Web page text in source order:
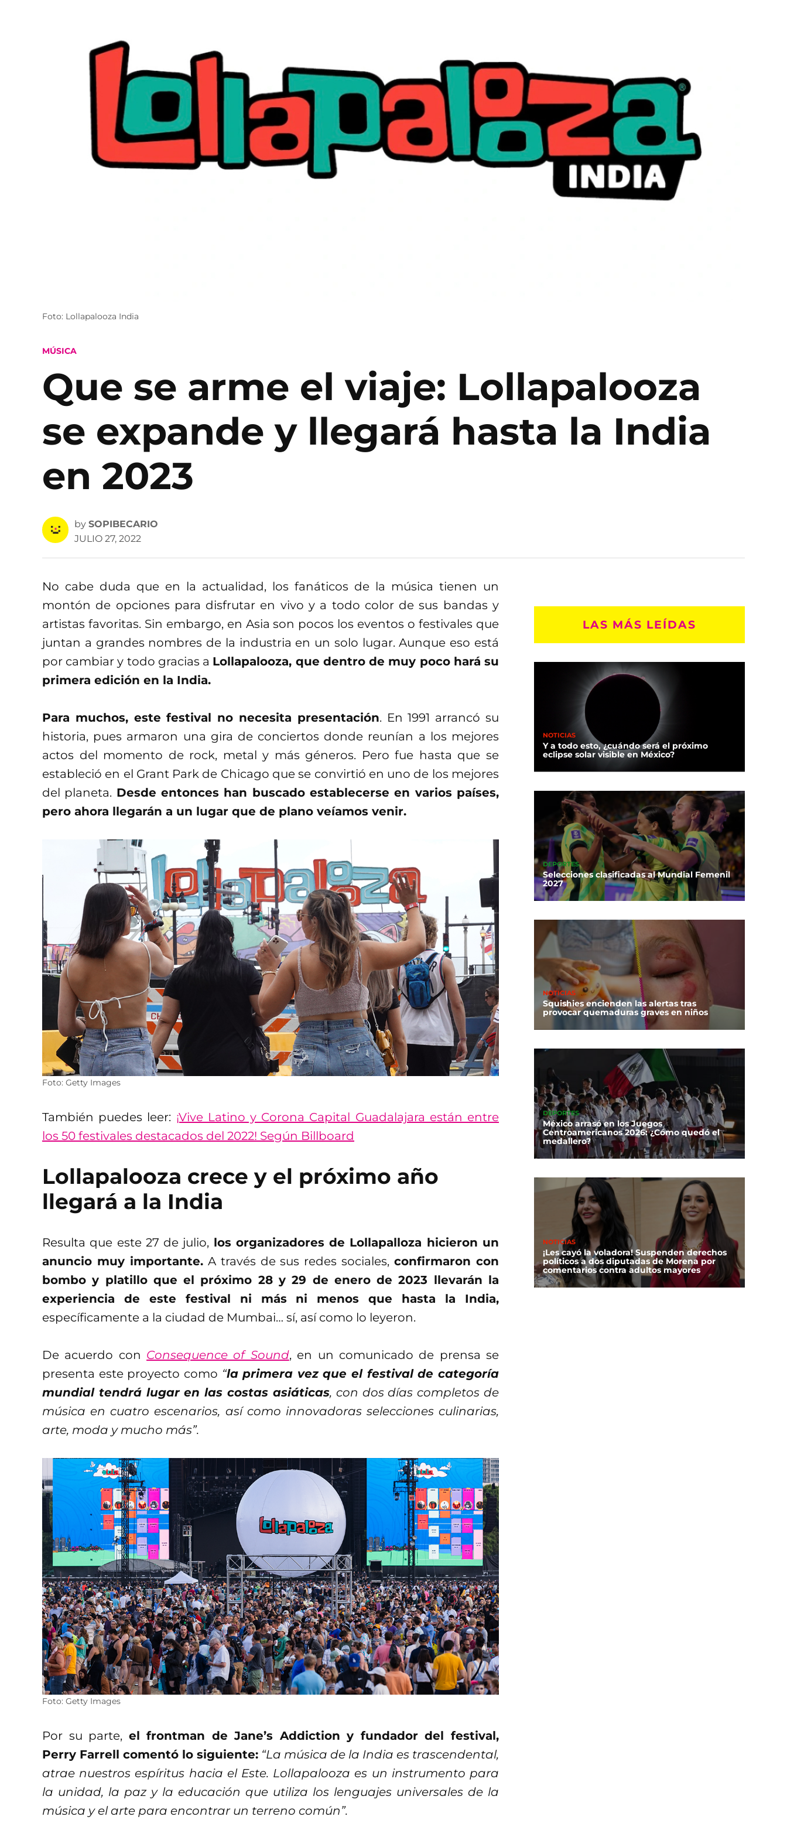
Foto: Lollapalooza India
POSTED
MÚSICA
Que se arme el viaje: Lollapalooza
se expande y llegará hasta la India
en 2023
by SOPIBECARIO
JULIO 27, 2022
No cabe duda que en la actualidad, los fanáticos de la música tienen un
montón de opciones para disfrutar en vivo y a todo color de sus bandas y
artistas favoritas. Sin embargo, en Asia son pocos los eventos o festivales que
juntan a grandes nombres de la industria en un solo lugar. Aunque eso está
por cambiar y todo gracias a Lollapalooza, que dentro de muy poco hará su
primera edición en la India.
Para muchos, este festival no necesita presentación. En 1991 arrancó su
historia, pues armaron una gira de conciertos donde reunían a los mejores
actos del momento de rock, metal y más géneros. Pero fue hasta que se
estableció en el Grant Park de Chicago que se convirtió en uno de los mejores
del planeta. Desde entonces han buscado establecerse en varios países,
pero ahora llegarán a un lugar que de plano veíamos venir.
Foto: Getty Images
También puedes leer: ¡Vive Latino y Corona Capital Guadalajara están entre
los 50 festivales destacados del 2022! Según Billboard
Lollapalooza crece y el próximo año
llegará a la India
Resulta que este 27 de julio, los organizadores de Lollapalloza hicieron un
anuncio muy importante.A través de sus redes sociales,confirmaron con
bombo y platillo que el próximo 28 y 29 de enero de 2023 llevarán la
experiencia de este festival ni más ni menos que hasta la India,
específicamente a la ciudad de Mumbai… sí, así como lo leyeron.
De acuerdo con Consequence of Sound, en un comunicado de prensa se
presenta este proyecto como “la primera vez que el festival de categoría
mundial tendrá lugar en las costas asiáticas, con dos días completos de
música en cuatro escenarios, así como innovadoras selecciones culinarias,
arte, moda y mucho más”.
Foto: Getty Images
Por su parte, el frontman de Jane’s Addiction y fundador del festival,
Perry Farrell comentó lo siguiente: “La música de la India es trascendental,
atrae nuestros espíritus hacia el Este. Lollapalooza es un instrumento para
la unidad, la paz y la educación que utiliza los lenguajes universales de la
música y el arte para encontrar un terreno común”.
LAS MÁS LEÍDAS
NOTICIAS
Y a todo esto, ¿cuándo será el próximo
eclipse solar visible en México?
DEPORTES
Selecciones clasificadas al Mundial Femenil
2027
NOTICIAS
Squishies encienden las alertas tras
provocar quemaduras graves en niños
DEPORTES
México arrasó en los Juegos
Centroamericanos 2026: ¿Cómo quedó el
medallero?
NOTICIAS
¡Les cayó la voladora! Suspenden derechos
políticos a dos diputadas de Morena por
comentarios contra adultos mayores